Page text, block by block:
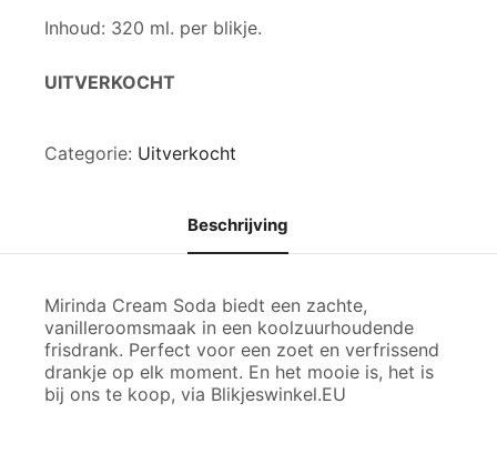
Inhoud: 320 ml. per blikje.
UITVERKOCHT
Categorie: Uitverkocht
Beschrijving
Mirinda Cream Soda biedt een zachte,
vanilleroomsmaak in een koolzuurhoudende
frisdrank. Perfect voor een zoet en verfrissend
drankje op elk moment. En het mooie is, het is
bij ons te koop, via Blikjeswinkel.EU